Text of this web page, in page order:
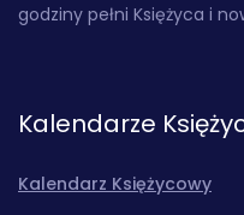
godziny pełni Księżyca i
Kalendarze
Kalendarz Księżycowy